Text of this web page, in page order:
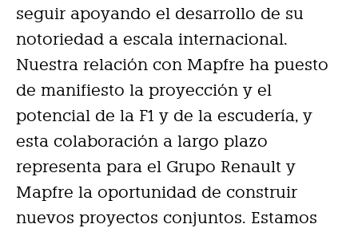
seguir apoyando el desarrollo de su
notoriedad a escala internacional.
Nuestra relación con Mapfre ha puesto
de manifiesto la proyección y el
potencial de la F1 y de la escudería, y
esta colaboración a largo plazo
representa para el Grupo Renault y
Mapfre la oportunidad de construir
nuevos proyectos conjuntos. Estamos